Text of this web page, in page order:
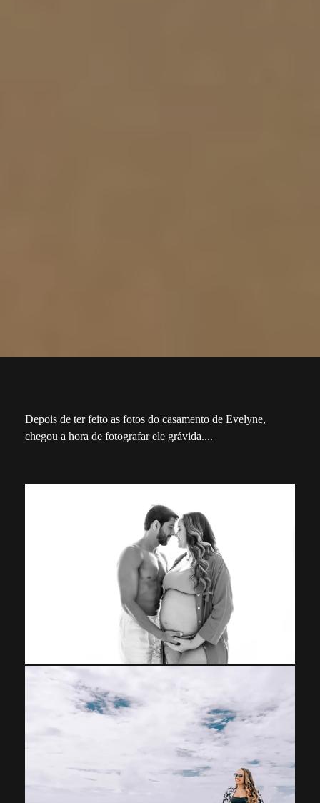
Depois de ter feito as fotos do casamento de Evelyne,
chegou a hora de fotografar ele grávida....